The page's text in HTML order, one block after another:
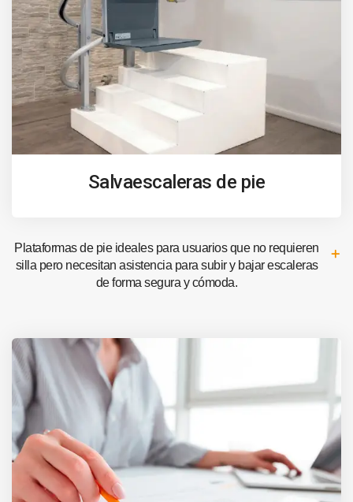
Salvaescaleras de pie
Plataformas de pie ideales para usuarios que no requieren
silla pero necesitan asistencia para subir y bajar escaleras
de forma segura y cómoda.